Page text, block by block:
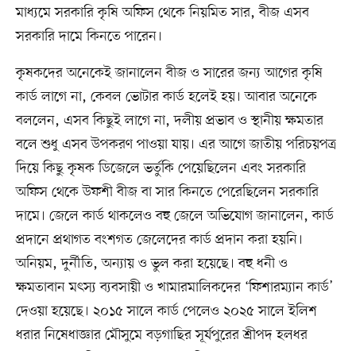
মাধ্যমে সরকারি কৃষি অফিস থেকে নিয়মিত সার, বীজ এসব
সরকারি দামে কিনতে পারেন।
কৃষকদের অনেকেই জানালেন বীজ ও সারের জন্য আগের কৃষি
কার্ড লাগে না, কেবল ভোটার কার্ড হলেই হয়। আবার অনেকে
বললেন, এসব কিছুই লাগে না, দলীয় প্রভাব ও স্থানীয় ক্ষমতার
বলে শুধু এসব উপকরণ পাওয়া যায়। এর আগে জাতীয় পরিচয়পত্র
দিয়ে কিছু কৃষক ডিজেলে ভর্তুকি পেয়েছিলেন এবং সরকারি
অফিস থেকে উফশী বীজ বা সার কিনতে পেরেছিলেন সরকারি
দামে। জেলে কার্ড থাকলেও বহু জেলে অভিযোগ জানালেন, কার্ড
প্রদানে প্রথাগত বংশগত জেলেদের কার্ড প্রদান করা হয়নি।
অনিয়ম, দুর্নীতি, অন্যায় ও ভুল করা হয়েছে। বহু ধনী ও
ক্ষমতাবান মৎস্য ব্যবসায়ী ও খামারমালিকদের ‘ফিশারম্যান কার্ড’
দেওয়া হয়েছে। ২০১৫ সালে কার্ড পেলেও ২০২৫ সালে ইলিশ
ধরার নিষেধাজ্ঞার মৌসুমে বড়গাছির সূর্যপুরের শ্রীপদ হলধর